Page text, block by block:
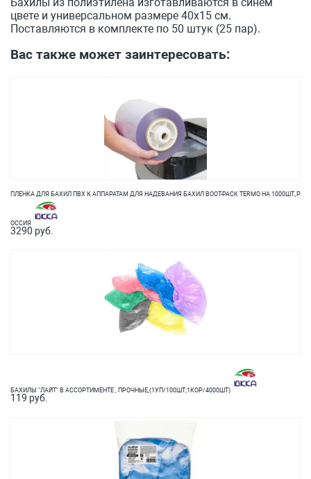
цвете и универсальном размере 40х15 см.
Поставляются в комплекте по 50 штук (25 пар).
Вас также может заинтересовать:
ПЛЕНКА ДЛЯ БАХИЛ ПВХ К АППАРАТАМ ДЛЯ НАДЕВАНИЯ БАХИЛ BOOT-PACK TERMO НА 1000ШТ.,Р
ОССИЯ
3290 руб.
БАХИЛЫ "ЛАЙТ" В АССОРТИМЕНТЕ , ПРОЧНЫЕ,(1УП/100ШТ;1КОР/4000ШТ)
119 руб.